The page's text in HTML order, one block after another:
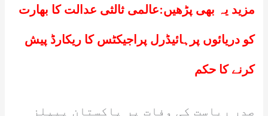
مزید یہ بھی پڑھیں:عالمی ثالثی عدالت کا بھارت
کو دریائوں پرہائیڈرل پراجیکٹس کا ریکارڈ پیش
کرنے کا حکم
صدر ریاست کی وفات پر پاکستان پیپلز